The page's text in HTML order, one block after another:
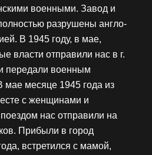
военными. Завод и
разрушены англо-
В 1945 году, в мае,
власти отправили нас в г.
передали военным
мае месяце 1945 года из
с женщинами и
нас отправили на
Прибыли в город
встретился с мамой,